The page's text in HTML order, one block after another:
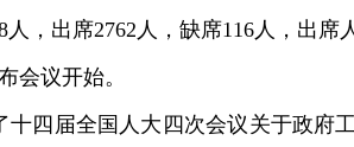
出席2762人，缺席116人，出席
议开始。
届全国人大四次会议关于政府